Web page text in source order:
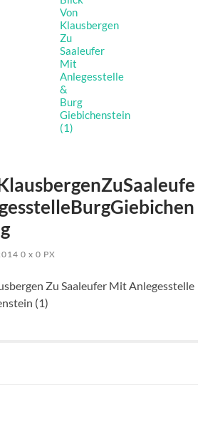
0x 0 PX
Zu Saaleufer Mit Anlegesstelle
(1)